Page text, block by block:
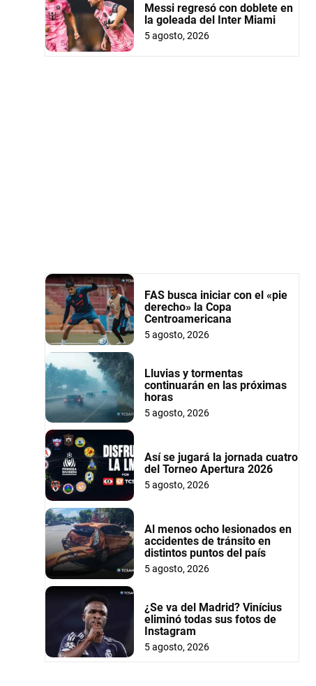
Messi regresó con doblete en
la goleada del Inter Miami
5 agosto, 2026
FAS busca iniciar con el «pie
derecho» la Copa
Centroamericana
5 agosto, 2026
Lluvias y tormentas
continuarán en las próximas
horas
5 agosto, 2026
Así se jugará la jornada cuatro
del Torneo Apertura 2026
5 agosto, 2026
Al menos ocho lesionados en
accidentes de tránsito en
distintos puntos del país
5 agosto, 2026
¿Se va del Madrid? Vinícius
eliminó todas sus fotos de
Instagram
5 agosto, 2026